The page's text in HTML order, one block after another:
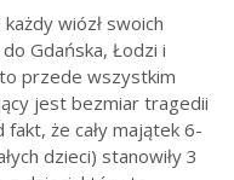
wiózł swoich
Gdańska, Łodzi i
przede wszystkim
jest bezmiar tragedii
fakt, że cały majątek 6-
dzieci) stanowiły 3